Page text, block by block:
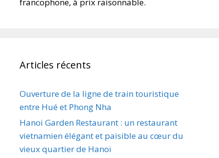
Articles récents
Ouverture de la ligne de train touristique
entre Hué et Phong Nha
Hanoi Garden Restaurant : un restaurant
vietnamien élégant et paisible au cœur du
vieux quartier de Hanoï